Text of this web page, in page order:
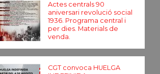
Actes centrals 90
aniversari revolució social
1936. Programa central i
per dies. Materials de
venda.
CGT convoca HUELGA